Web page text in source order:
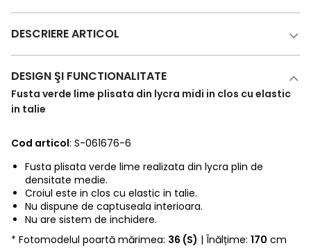
DESCRIERE ARTICOL
DESIGN ŞI FUNCTIONALITATE
Fusta verde lime plisata din lycra midi in clos cu elastic
in talie
Cod articol: S-061676-6
Fusta plisata verde lime realizata din lycra plin de
densitate medie.
Croiul este in clos cu elastic in talie.
Nu dispune de captuseala interioara.
Nu are sistem de inchidere.
* Fotomodelul poartă mărimea: 36 (S) | Înălțime: 170 cm